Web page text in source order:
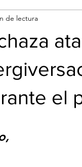
el
de lectura